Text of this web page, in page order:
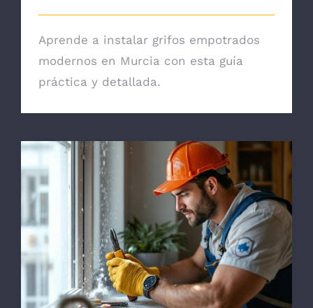
Aprende a instalar grifos empotrados
modernos en Murcia con esta guía
práctica y detallada.
Guía de mantenimiento preventivo de
fontanería en Murcia